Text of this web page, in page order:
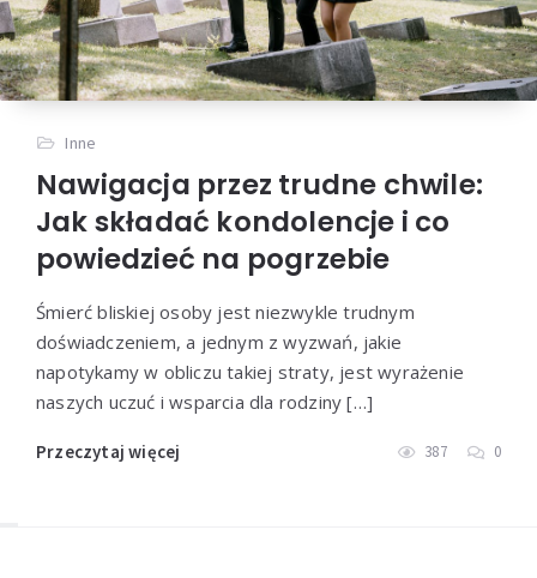
Inne
Nawigacja przez trudne chwile:
Jak składać kondolencje i co
powiedzieć na pogrzebie
Śmierć bliskiej osoby jest niezwykle trudnym
doświadczeniem, a jednym z wyzwań, jakie
napotykamy w obliczu takiej straty, jest wyrażenie
naszych uczuć i wsparcia dla rodziny […]
Przeczytaj więcej 387 0